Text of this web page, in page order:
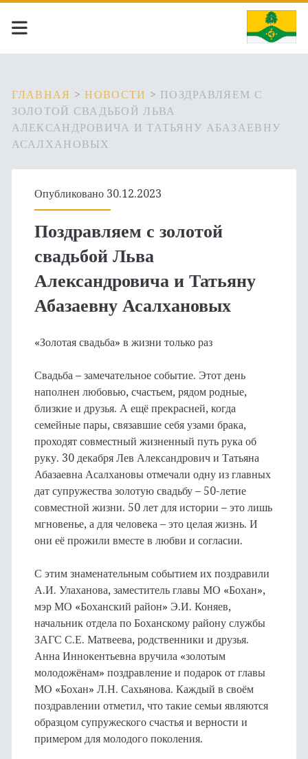
ГЛАВНАЯ >НОВОСТИ > ПОЗДРАВЛЯЕМ С
ЗОЛОТОЙ СВАДЬБОЙ ЛЬВА
АЛЕКСАНДРОВИЧА И ТАТЬЯНУ АБАЗАЕВНУ
АСАЛХАНОВЫХ
Опубликовано 30.12.2023
Поздравляем с золотой
свадьбой Льва
Александровича и Татьяну
Абазаевну Асалхановых
«Золотая свадьба» в жизни только раз
Свадьба – замечательное событие. Этот день
наполнен любовью, счастьем, рядом родные,
близкие и друзья. А ещё прекрасней, когда
семейные пары, связавшие себя узами брака,
проходят совместный жизненный путь рука об
руку. 30 декабря Лев Александрович и Татьяна
Абазаевна Асалхановы отмечали одну из главных
дат супружества золотую свадьбу – 50-летие
совместной жизни. 50 лет для истории – это лишь
мгновенье, а для человека – это целая жизнь. И
они её прожили вместе в любви и согласии.
С этим знаменательным событием их поздравили
А.И. Улаханова, заместитель главы МО «Бохан»,
мэр МО «Боханский район» Э.И. Коняев,
начальник отдела по Боханскому району службы
ЗАГС С.Е. Матвеева, родственники и друзья.
Анна Иннокентьевна вручила «золотым
молодожёнам» поздравление и подарок от главы
МО «Бохан» Л.Н. Сахьянова. Каждый в своём
поздравлении отметил, что такие семьи являются
образцом супружеского счастья и верности и
примером для молодого поколения.